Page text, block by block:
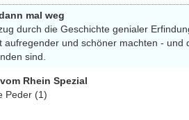
mal weg
durch die Geschichte genialer
aufregender und schöner machten - und
sind.
Rhein Spezial
Peder (1)